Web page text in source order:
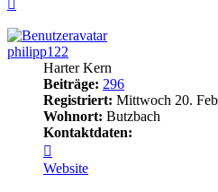
philipp122
Harter Kern
Beiträge: 296
Registriert: Mittwoch 20.
Wohnort: Butzbach
Kontaktdaten:
von
philipp122
Website